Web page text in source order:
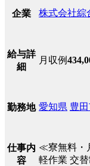
企業 株式会社綜
給与詳
細
月収例
勤務地 愛知県 豊
仕事内
容
≪寮無料・
軽作業 交替